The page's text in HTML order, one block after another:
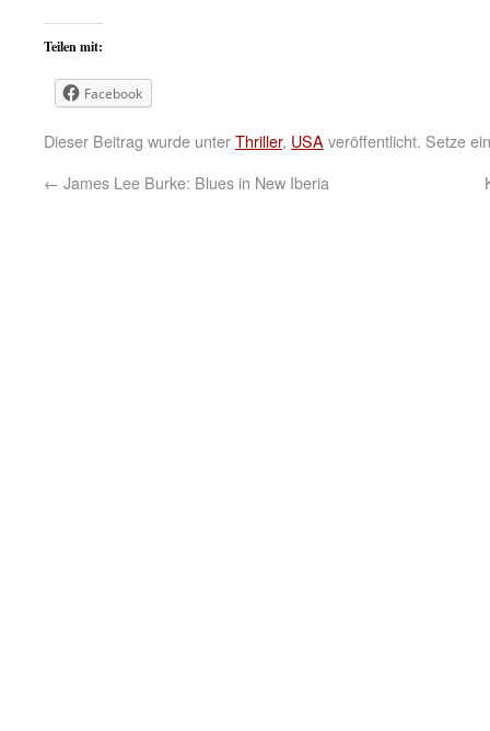
Teilen mit:
Facebook
Dieser Beitrag wurde unterThriller, USA veröffentlicht. Setze
← James Lee Burke: Blues in New Iberia